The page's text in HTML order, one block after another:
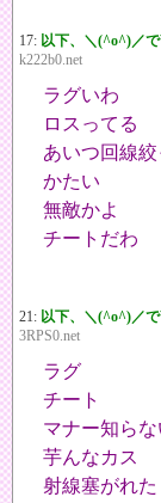
17: 以下、＼(^o^)／
k222b0.net
ラグいわ
ロスってる
あいつ回線
かたい
無敵かよ
チートだわ
21: 以下、＼(^o^)／
3RPS0.net
ラグ
チート
マナー知らな
芋んなカス
射線塞がれた